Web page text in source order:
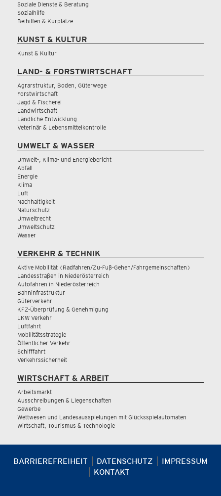
Soziale Dienste & Beratung
Sozialhilfe
Beihilfen & Kurplätze
KUNST & KULTUR
Kunst & Kultur
LAND- & FORSTWIRTSCHAFT
Agrarstruktur, Boden, Güterwege
Forstwirtschaft
Jagd & Fischerei
Landwirtschaft
Ländliche Entwicklung
Veterinär & Lebensmittelkontrolle
UMWELT & WASSER
Umwelt-, Klima- und Energiebericht
Abfall
Energie
Klima
Luft
Nachhaltigkeit
Naturschutz
Umweltrecht
Umweltschutz
Wasser
VERKEHR & TECHNIK
Aktive Mobilität (Radfahren/Zu-Fuß-Gehen/Fahrgemeinschaften)
Landesstraßen in Niederösterreich
Autofahren in Niederösterreich
Bahninfrastruktur
Güterverkehr
KFZ-Überprüfung & Genehmigung
LKW Verkehr
Luftfahrt
Mobilitätsstrategie
Öffentlicher Verkehr
Schifffahrt
Verkehrssicherheit
WIRTSCHAFT & ARBEIT
Arbeitsmarkt
Ausschreibungen & Liegenschaften
Gewerbe
Wettwesen und Landesausspielungen mit Glücksspielautomaten
Wirtschaft, Tourismus & Technologie
BARRIEREFREIHEIT DATENSCHUTZ
IMPRESSUM
KONTAKT